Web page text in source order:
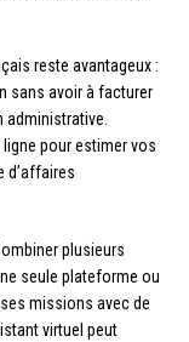
reste avantageux :
sans avoir à facturer
administrative.
ligne pour estimer vos
plusieurs
seule plateforme ou
missions avec de
virtuel peut